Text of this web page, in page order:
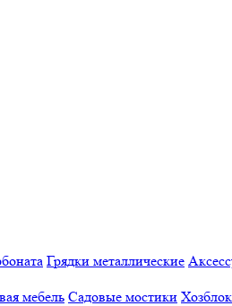
Грядки металлические
мебель Садовые мостики